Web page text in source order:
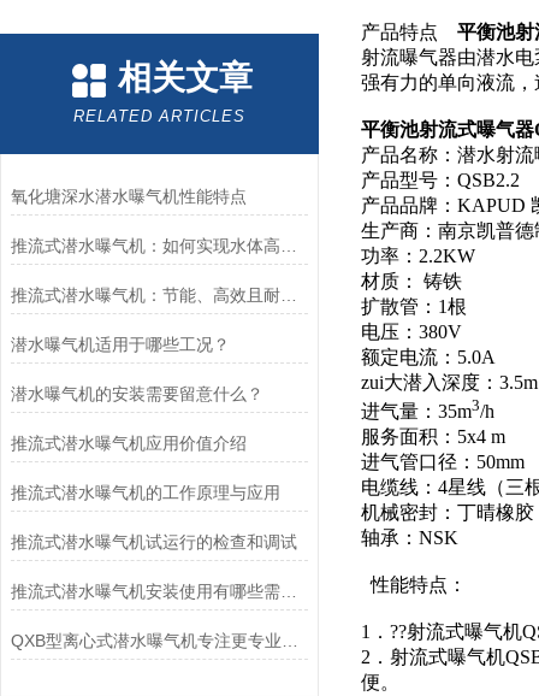
相关文章
RELATED ARTICLES
氧化塘深水潜水曝气机性能特点
推流式潜水曝气机：节能、高效且耐用的水处理设备
潜水曝气机适用于哪些工况？
潜水曝气机的安装需要留意什么？
推流式潜水曝气机应用价值介绍
推流式潜水曝气机的工作原理与应用
推流式潜水曝气机试运行的检查和调试
推流式潜水曝气机安装使用有哪些需要注意的方面
产品特点
平衡池射
射流曝气器由潜水
强有力的单向液流
平衡池射流式曝气器
产品名称：潜水射
产品型号：QSB2.2
产品品牌：KAPUD
生产商：南京凯普
功率：2.2KW
材质： 铸铁
扩散管：1根
电压：380V
额定电流：5.0A
zui大潜入深度：3.5m
进气量：35m3/h
服务面积：5x4 m
进气管口径：50mm
电缆线：4星线（三
机械密封：丁晴橡胶
轴承：NSK
性能特点：
1．??射流式曝气机
2．射流式曝气机
便。